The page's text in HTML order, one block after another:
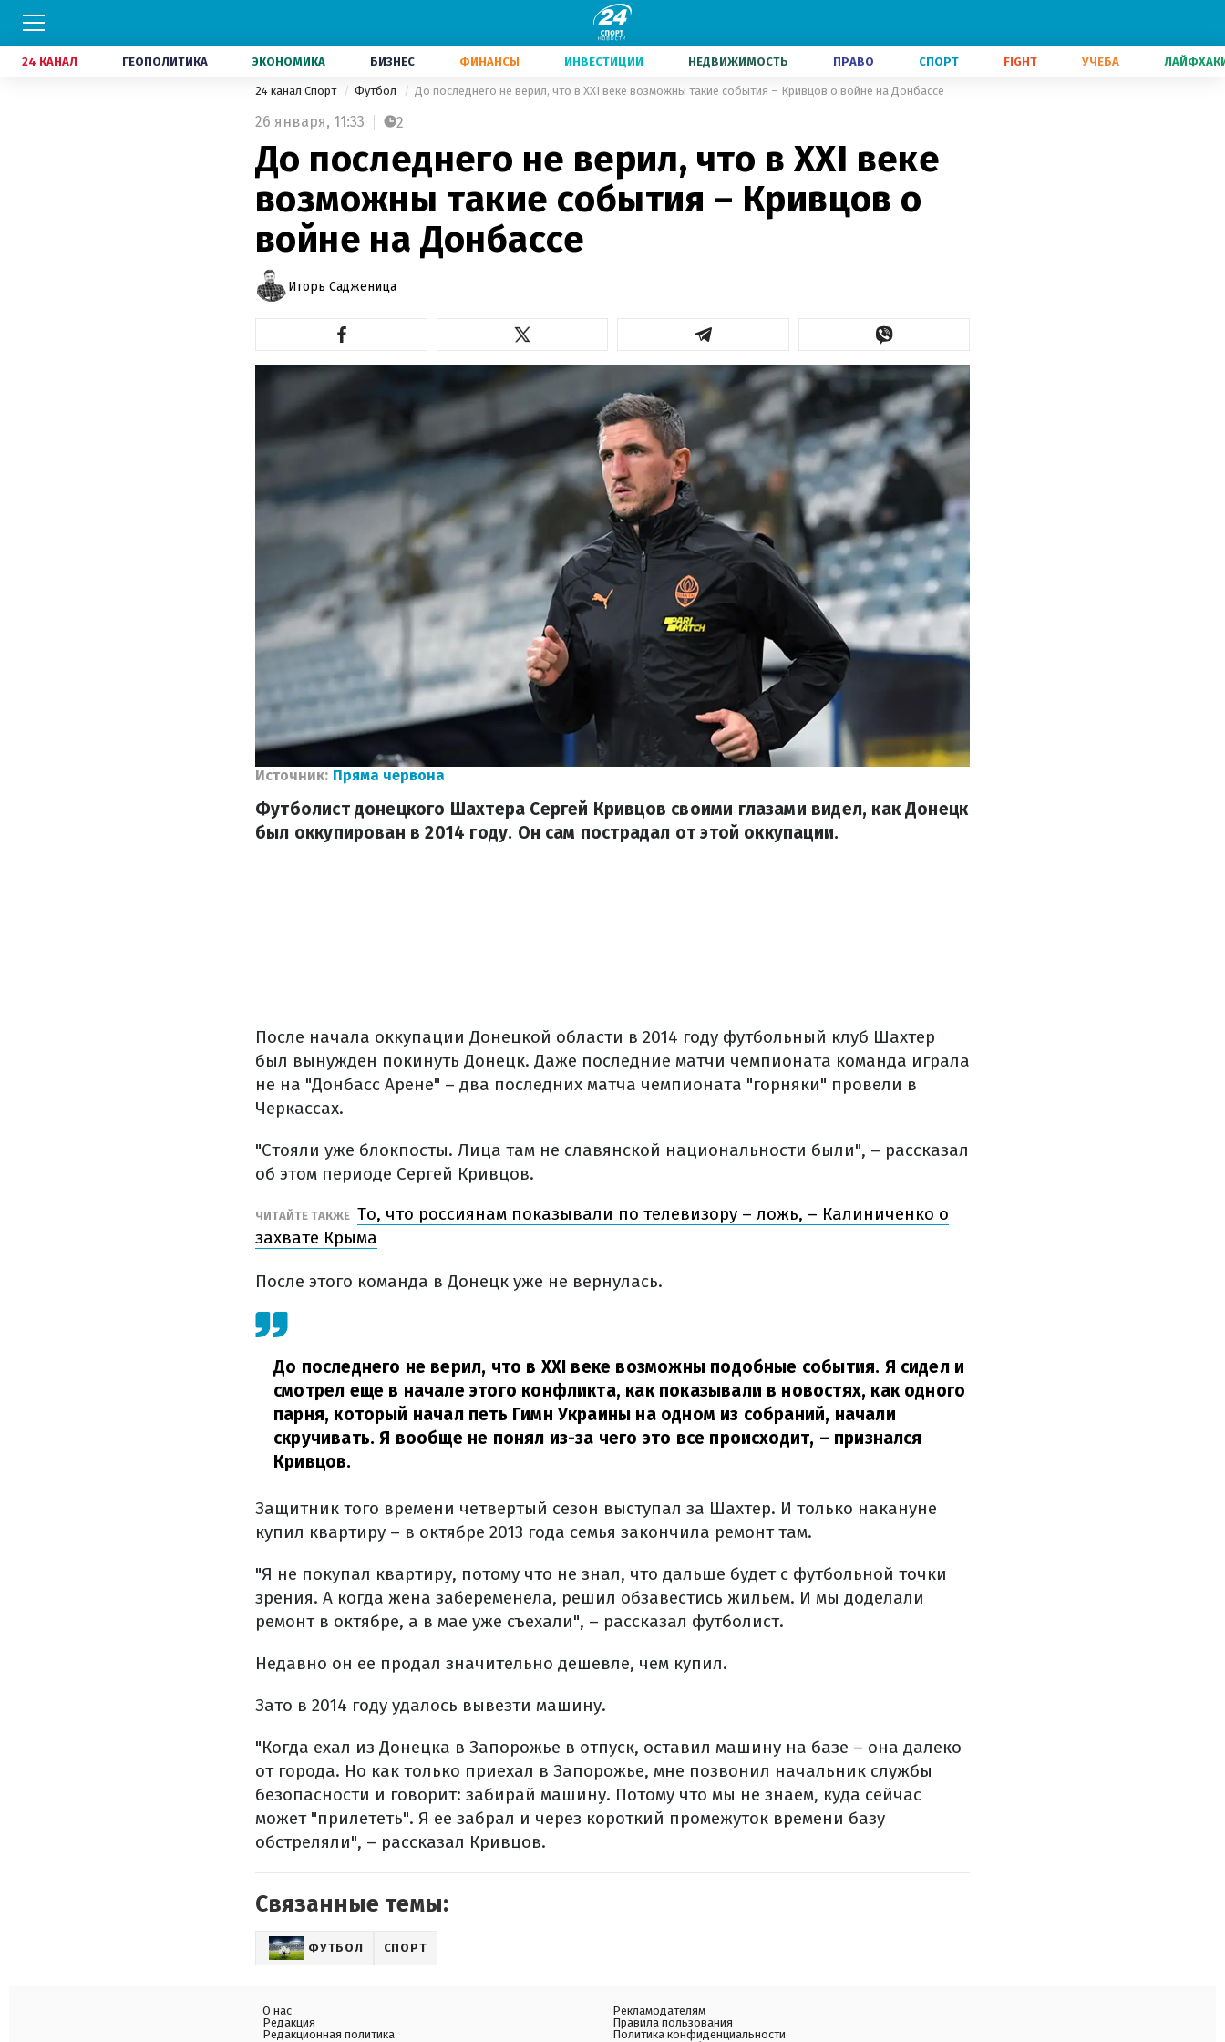
24 КАНАЛ ГЕОПОЛИТИКА ЭКОНОМИКА БИЗНЕС ФИНАНСЫ ИНВЕСТИЦИИ НЕДВИЖИМОСТЬ ПРАВО СПОРТ FIGHT УЧЕБА
24 канал Спорт Футбол До последнего не верил, что в XXI веке возможны такие события – Кривцов о войне на Донбассе
26 января, 11:33 2
До последнего не верил, что в XXI веке
возможны такие события – Кривцов о
войне на Донбассе
Игорь Садженица
Источник: Пряма червона
Футболист донецкого Шахтера Сергей Кривцов своими глазами видел, как Донецк
был оккупирован в 2014 году. Он сам пострадал от этой оккупации.
После начала оккупации Донецкой области в 2014 году футбольный клуб Шахтер
был вынужден покинуть Донецк. Даже последние матчи чемпионата команда играла
не на "Донбасс Арене" – два последних матча чемпионата "горняки" провели в
Черкассах.
"Стояли уже блокпосты. Лица там не славянской национальности были", – рассказал
об этом периоде Сергей Кривцов.
ЧИТАЙТЕ ТАКЖЕ То, что россиянам показывали по телевизору – ложь, – Калиниченко о
захвате Крыма
После этого команда в Донецк уже не вернулась.
До последнего не верил, что в XXI веке возможны подобные события. Я сидел и
смотрел еще в начале этого конфликта, как показывали в новостях, как одного
парня, который начал петь Гимн Украины на одном из собраний, начали
скручивать. Я вообще не понял из-за чего это все происходит, – признался
Кривцов.
Защитник того времени четвертый сезон выступал за Шахтер. И только накануне
купил квартиру – в октябре 2013 года семья закончила ремонт там.
"Я не покупал квартиру, потому что не знал, что дальше будет с футбольной точки
зрения. А когда жена забеременела, решил обзавестись жильем. И мы доделали
ремонт в октябре, а в мае уже съехали", – рассказал футболист.
Недавно он ее продал значительно дешевле, чем купил.
Зато в 2014 году удалось вывезти машину.
"Когда ехал из Донецка в Запорожье в отпуск, оставил машину на базе – она далеко
от города. Но как только приехал в Запорожье, мне позвонил начальник службы
безопасности и говорит: забирай машину. Потому что мы не знаем, куда сейчас
может "прилететь". Я ее забрал и через короткий промежуток времени базу
обстреляли", – рассказал Кривцов.
Связанные темы:
ФУТБОЛ СПОРТ
О нас
Редакция
Редакционная политика
Рекламодателям
Правила пользования
Политика конфиденциальности